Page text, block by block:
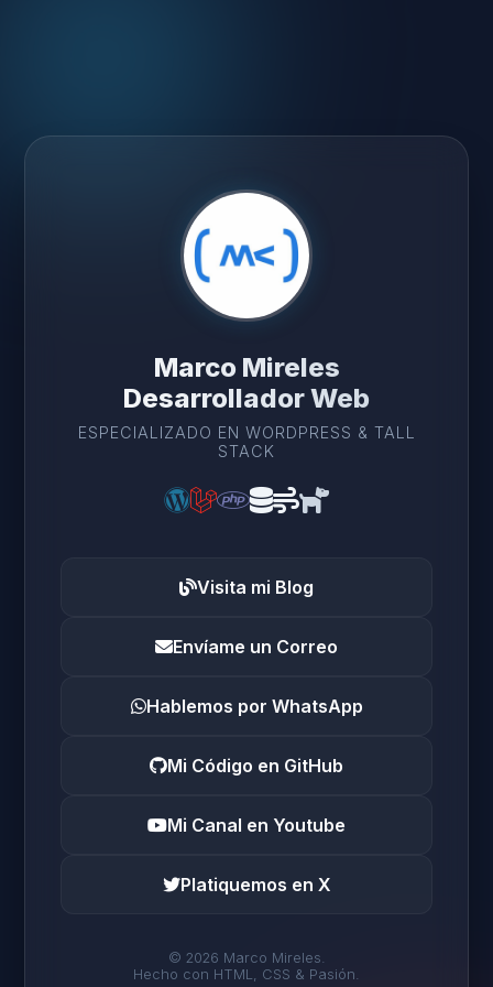
Marco Mireles
Desarrollador Web
ESPECIALIZADO EN WORDPRESS & TALL
STACK
Visita mi Blog
Envíame un Correo
Hablemos por WhatsApp
Mi Código en GitHub
Mi Canal en Youtube
Platiquemos en X
© 2026 Marco Mireles.
Hecho con HTML, CSS & Pasión.